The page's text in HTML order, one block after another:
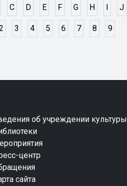
C D E F G H I J
3 4 5 6 7 8 9
об учреждении культуры
центр
сайта